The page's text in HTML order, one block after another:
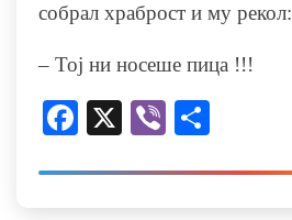
собрал храброст и му рекол:
– Тој ни носеше пица !!!
Facebook
X Viber